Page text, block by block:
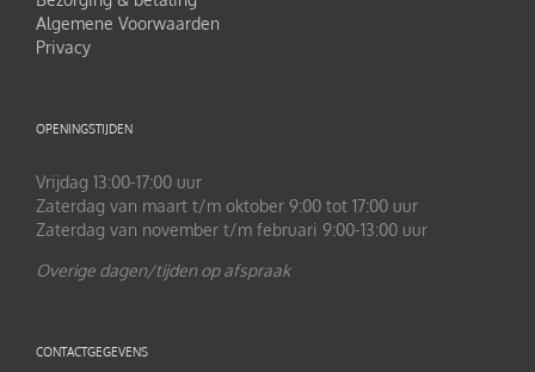
Algemene Voorwaarden
Privacy
OPENINGSTIJDEN
Vrijdag 13:00-17:00 uur
Zaterdag van maart t/m oktober 9:00 tot 17:00 uur
Zaterdag van november t/m februari 9:00-13:00 uur
Overige dagen/tijden op afspraak
CONTACTGEGEVENS